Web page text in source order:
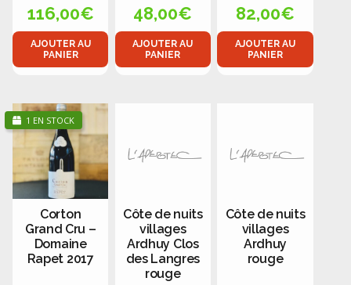
116,00€
AJOUTER AU
PANIER
48,00€
AJOUTER AU
PANIER
82,00€
AJOUTER AU
PANIER
Corton
Grand Cru –
Domaine
Rapet 2017
1 EN STOCK
Côte de nuits
villages
Ardhuy Clos
des Langres
rouge
Côte de nuits
villages
Ardhuy
rouge